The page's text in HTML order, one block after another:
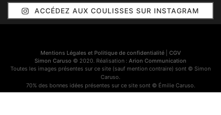
ACCÉDEZ AUX COULISSES SUR INSTAGRAM
Mentions Légales et Politique de confidentialité| CGV
Simon Caruso © 2020. Réalisation : Arion Communication
Toutes les images présentes sur ce site (sauf mention contraire) sont © Simon
Caruso.
70% des bonnes idées présentes sur ce site sont © Émilie Caruso.